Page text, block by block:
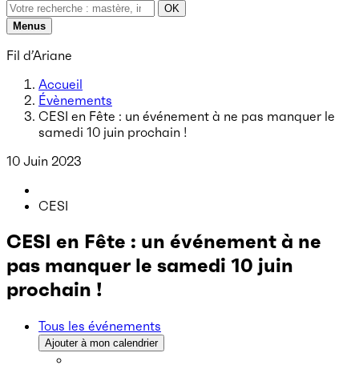
OK
Menus
Fil d’Ariane
Accueil
Évènements
CESI en Fête : un événement à ne pas manquer le
samedi 10 juin prochain !
10 Juin 2023
CESI
CESI en Fête : un événement à ne
pas manquer le samedi 10 juin
prochain !
Tous les événements
Ajouter à mon calendrier